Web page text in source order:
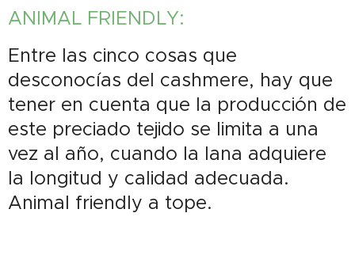
ANIMAL FRIENDLY:
Entre las cinco cosas que
desconocías del cashmere, hay que
tener en cuenta que la producción de
este preciado tejido se limita a una
vez al año, cuando la lana adquiere
la longitud y calidad adecuada.
Animal friendly a tope.